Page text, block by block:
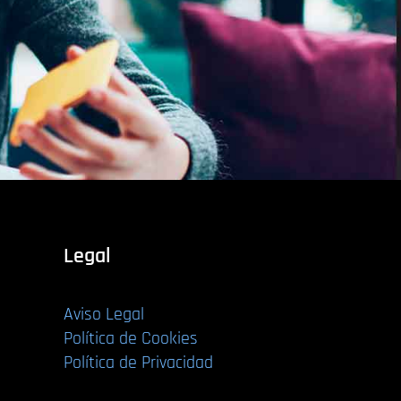
Legal
Aviso Legal
Política de Cookies
Política de Privacidad